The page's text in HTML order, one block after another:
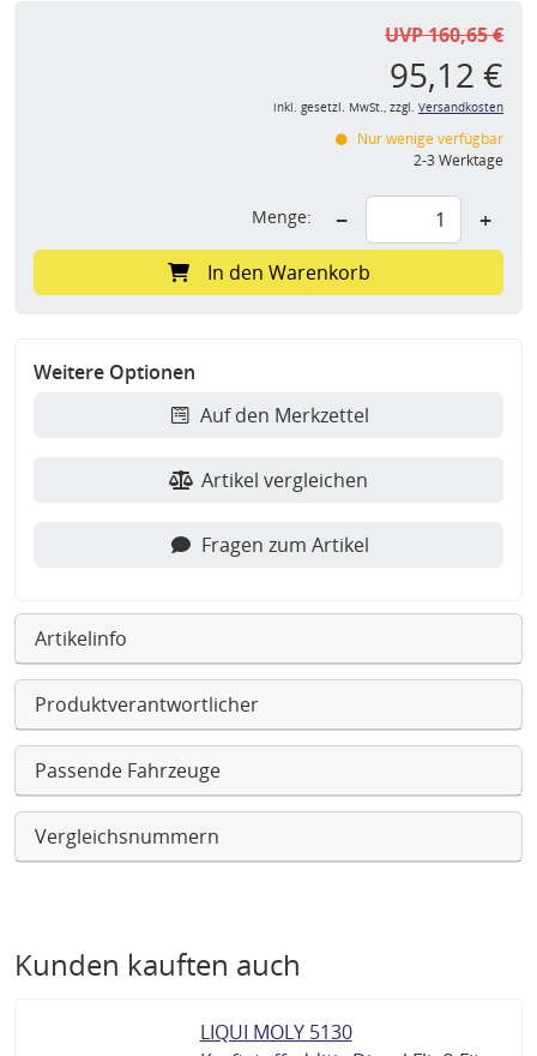
UVP 160,65 €
95,12 €
inkl. gesetzl. MwSt., zzgl. Versandkosten
Nur wenige verfügbar
2-3 Werktage
Menge: − +
In den Warenkorb
Weitere Optionen
Auf den Merkzettel
Artikel vergleichen
Fragen zum Artikel
Artikelinfo
Produktverantwortlicher
Passende Fahrzeuge
Vergleichsnummern
Kunden kauften auch
LIQUI MOLY 5130